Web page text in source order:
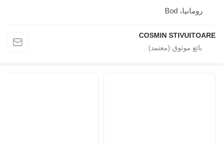
رومانيا، Bod
COSMIN STIVUITOARE